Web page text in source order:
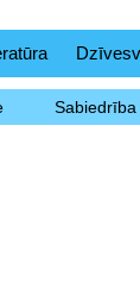
Sabiedrība